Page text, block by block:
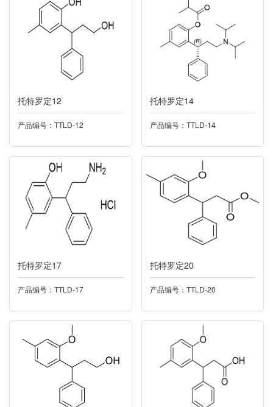
038西他沙星
040普罗雌烯
041洛索洛芬
043维A酸
044西格列汀
045左西孟旦
046曲格列汀
047雷沙吉兰
048尼可地尔
050帕里哌酮
托特罗定12
产品编号：TTLD-12
托特罗定14
产品编号：TTLD-14
托特罗定17
产品编号：TTLD-17
托特罗定20
产品编号：TTLD-20